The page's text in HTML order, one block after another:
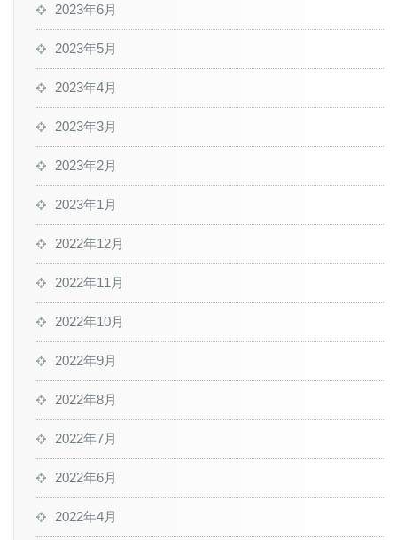
2023年6月
2023年5月
2023年4月
2023年3月
2023年2月
2023年1月
2022年12月
2022年11月
2022年10月
2022年9月
2022年8月
2022年7月
2022年6月
2022年4月